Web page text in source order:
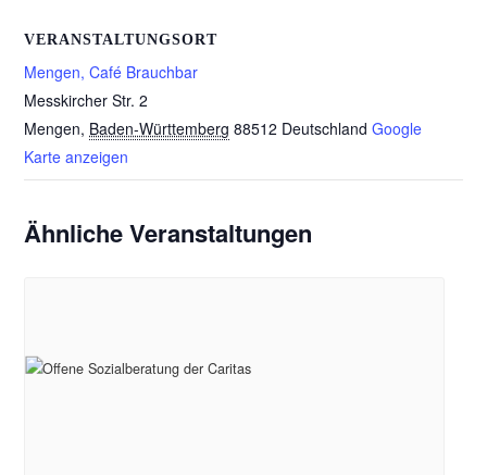
VERANSTALTUNGSORT
Mengen, Café Brauchbar
Messkircher Str. 2
Mengen, Baden-Württemberg 88512 Deutschland Google
Karte anzeigen
Ähnliche Veranstaltungen